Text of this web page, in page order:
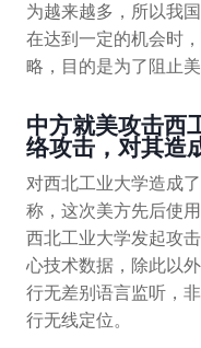
为越来越多，所以我
在达到一定的机会时
略，目的是为了阻止
中方就美攻击西
络攻击，对其造
对西北工业大学造成
称，这次美方先后使
西北工业大学发起攻
心技术数据，除此以
行无差别语言监听，
行无线定位。